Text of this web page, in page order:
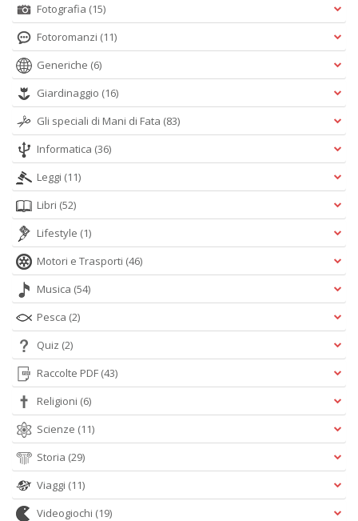
Fotografia (15)
Fotoromanzi (11)
Generiche (6)
Giardinaggio (16)
Gli speciali di Mani di Fata (83)
Informatica (36)
Leggi (11)
Libri (52)
Lifestyle (1)
Motori e Trasporti (46)
Musica (54)
Pesca (2)
Quiz (2)
Raccolte PDF (43)
Religioni (6)
Scienze (11)
Storia (29)
Viaggi (11)
Videogiochi (19)